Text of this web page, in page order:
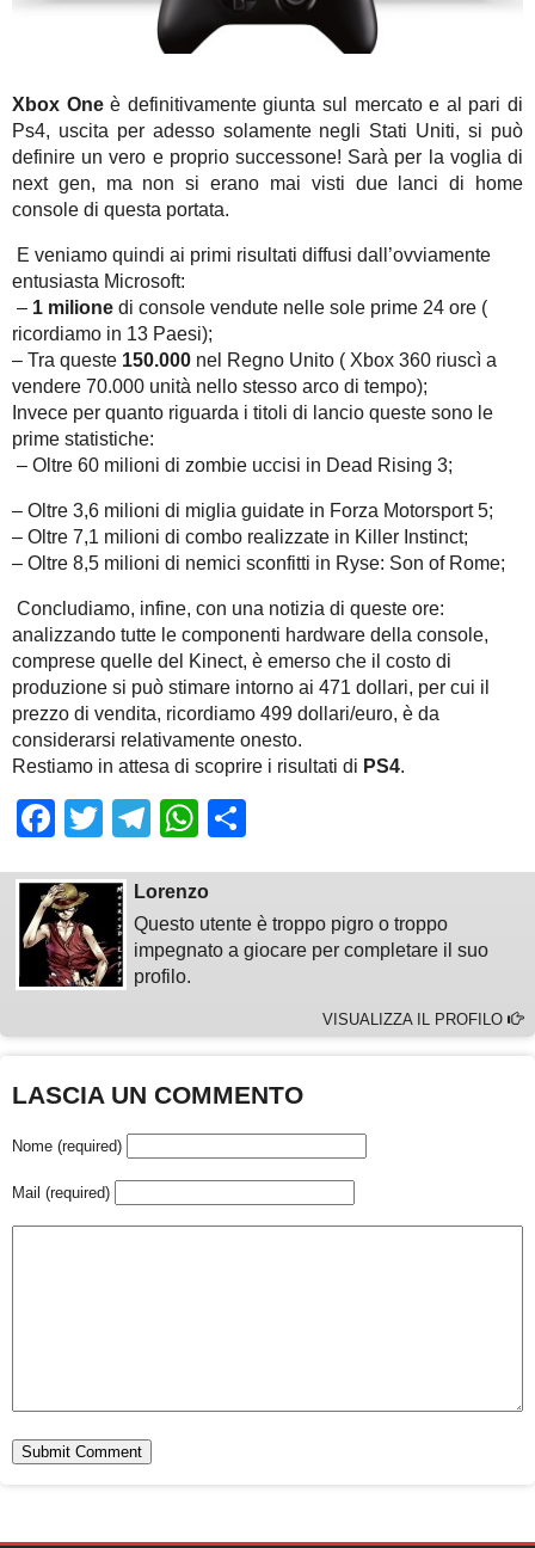
Xbox Oneè definitivamente giunta sul mercato e al pari di
Ps4, uscita per adesso solamente negli Stati Uniti, si può
definire un vero e proprio successone! Sarà per la voglia di
next gen, ma non si erano mai visti due lanci di home
console di questa portata.
E veniamo quindi ai primi risultati diffusi dall’ovviamente
entusiasta Microsoft:
– 1 milione di console vendute nelle sole prime 24 ore (
ricordiamo in 13 Paesi);
– Tra queste 150.000 nel Regno Unito ( Xbox 360 riuscì a
vendere 70.000 unità nello stesso arco di tempo);
Invece per quanto riguarda i titoli di lancio queste sono le
prime statistiche:
– Oltre 60 milioni di zombie uccisi in Dead Rising 3;
– Oltre 3,6 milioni di miglia guidate in Forza Motorsport 5;
– Oltre 7,1 milioni di combo realizzate in Killer Instinct;
– Oltre 8,5 milioni di nemici sconfitti in Ryse: Son of Rome;
Concludiamo, infine, con una notizia di queste ore:
analizzando tutte le componenti hardware della console,
comprese quelle del Kinect, è emerso che il costo di
produzione si può stimare intorno ai 471 dollari, per cui il
prezzo di vendita, ricordiamo 499 dollari/euro, è da
considerarsi relativamente onesto.
Restiamo in attesa di scoprire i risultati di PS4.
Facebook
TwitterTelegram
WhatsApp
Lorenzo
Questo utente è troppo pigro o troppo
impegnato a giocare per completare il suo
profilo.
VISUALIZZA IL PROFILO
LASCIA UN COMMENTO
Nome (required)
Mail (required)